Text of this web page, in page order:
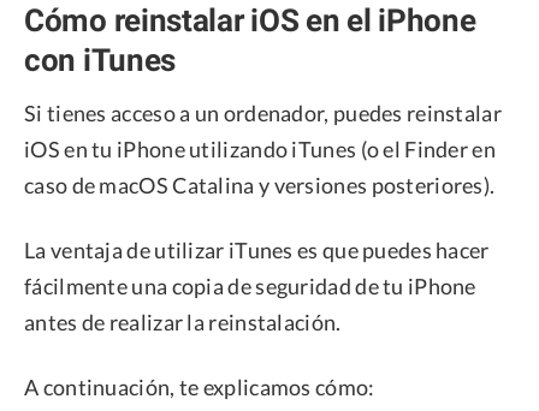
Cómo reinstalar iOS en el iPhone
con iTunes
Si tienes acceso a un ordenador, puedes reinstalar
iOS en tu iPhone utilizando iTunes (o el Finder en
caso de macOS Catalina y versiones posteriores).
La ventaja de utilizar iTunes es que puedes hacer
fácilmente una copia de seguridad de tu iPhone
antes de realizar la reinstalación.
A continuación, te explicamos cómo: